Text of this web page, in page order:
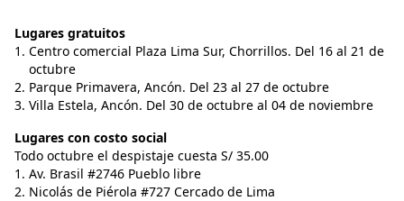
Lugares gratuitos
Centro comercial Plaza Lima Sur, Chorrillos. Del 16 al 21 de
octubre
Parque Primavera, Ancón. Del 23 al 27 de octubre
Villa Estela, Ancón. Del 30 de octubre al 04 de noviembre
Lugares con costo social
Todo octubre el despistaje cuesta S/ 35.00
Av. Brasil #2746 Pueblo libre
Nicolás de Piérola #727 Cercado de Lima